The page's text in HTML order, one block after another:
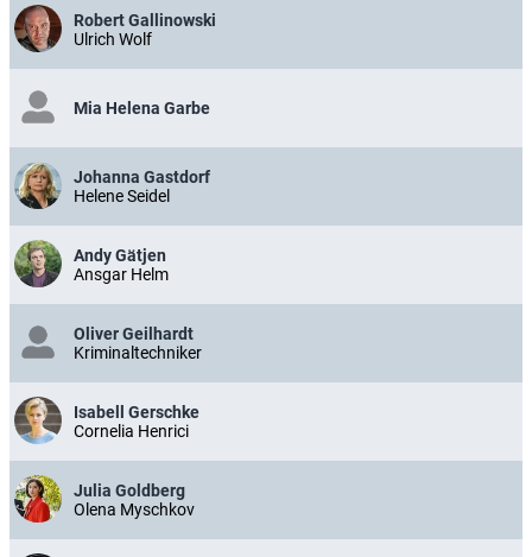
Robert Gallinowski
Ulrich Wolf
Mia Helena Garbe
Johanna Gastdorf
Helene Seidel
Andy Gätjen
Ansgar Helm
Oliver Geilhardt
Kriminaltechniker
Isabell Gerschke
Cornelia Henrici
Julia Goldberg
Olena Myschkov